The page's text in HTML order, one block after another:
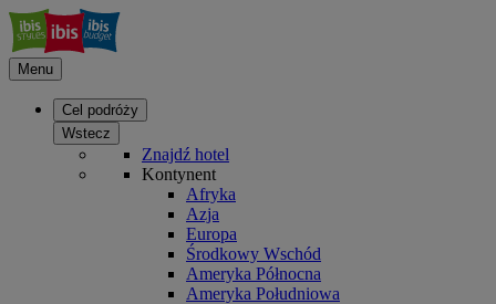
Menu
Cel podróży
Wstecz
Znajdź hotel
Kontynent
Afryka
Azja
Europa
Środkowy Wschód
Ameryka Północna
Ameryka Południowa